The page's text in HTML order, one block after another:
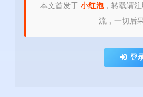
本文首发于 小红泡，转载请
流，一切后
登